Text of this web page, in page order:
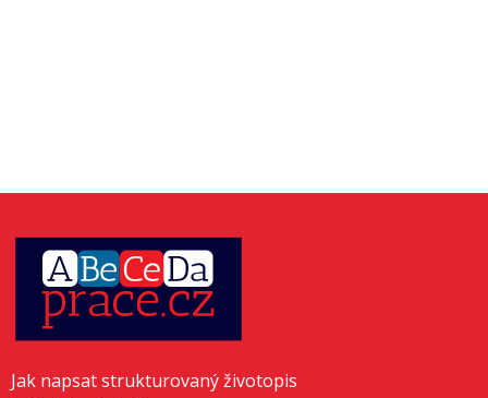
Jak napsat strukturovaný životopis